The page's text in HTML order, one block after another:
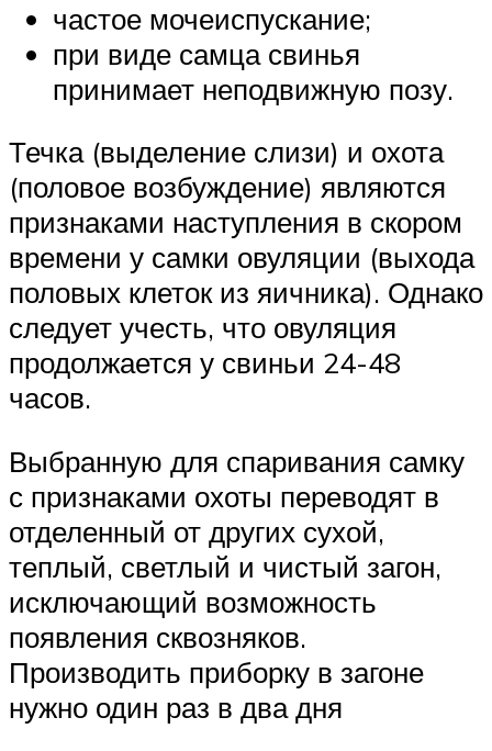
частое мочеиспускание;
при виде самца свинья
принимает неподвижную позу.
Течка (выделение слизи) и охота
(половое возбуждение) являются
признаками наступления в скором
времени у самки овуляции (выхода
половых клеток из яичника). Однако
следует учесть, что овуляция
продолжается у свиньи 24-48
часов.
Выбранную для спаривания самку
с признаками охоты переводят в
отделенный от других сухой,
теплый, светлый и чистый загон,
исключающий возможность
появления сквозняков.
Производить приборку в загоне
нужно один раз в два дня